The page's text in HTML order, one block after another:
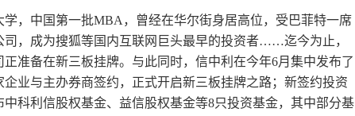
，中国第一批MBA，曾经在华尔街身居高位，受巴菲特一席
，成为搜狐等国内互联网巨头最早的投资者……迄今为止，
准备在新三板挂牌。与此同时，信中利在今年6月集中发布了
业与主办券商签约，正式开启新三板挂牌之路；新签约投资
科利信股权基金、益信股权基金等8只投资基金，其中部分基